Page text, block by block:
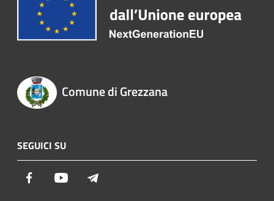
Comune di Grezzana
SEGUICI SU
Facebook Youtube